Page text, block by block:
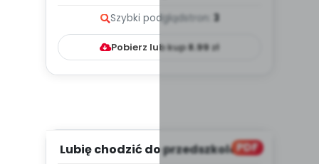
Szybki podglądstron: 3
Pobierz lub kup8.99zł
PDF
Lubię chodzić do przedszkola, cz.